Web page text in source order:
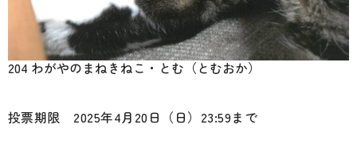
204 わがやのまねきねこ・とむ（とむおか）
投票期限 2025年4月20日（日）23:59まで